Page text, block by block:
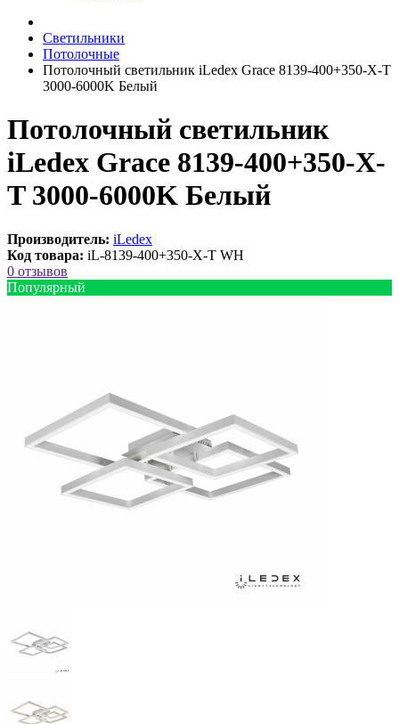
Светильники
Потолочные
Потолочный светильник iLedex Grace 8139-400+350-X-T
3000-6000K Белый
Потолочный светильник
iLedex Grace 8139-400+350-X-
T 3000-6000K Белый
Производитель: iLedex
Код товара: iL-8139-400+350-X-T WH
0 отзывов
Популярный